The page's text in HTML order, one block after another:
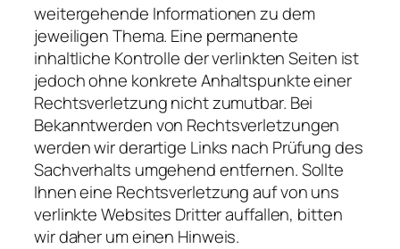
weitergehende Informationen zu dem
jeweiligen Thema. Eine permanente
inhaltliche Kontrolle der verlinkten Seiten ist
jedoch ohne konkrete Anhaltspunkte einer
Rechtsverletzung nicht zumutbar. Bei
Bekanntwerden von Rechtsverletzungen
werden wir derartige Links nach Prüfung des
Sachverhalts umgehend entfernen. Sollte
Ihnen eine Rechtsverletzung auf von uns
verlinkte Websites Dritter auffallen, bitten
wir daher um einen Hinweis.